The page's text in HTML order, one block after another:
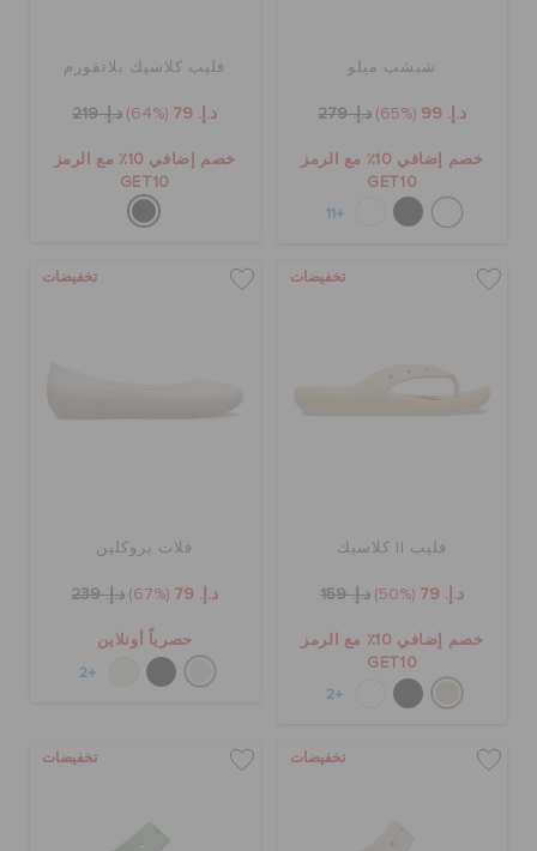
شبشب ميلو
د.إ. 99 (65%) د.إ. 279
خصم إضافي 10٪ مع الرمز
GET10
+11
فليب كلاسيك بلاتفورم
د.إ. 79 (64%) د.إ. 219
خصم إضافي 10٪ مع الرمز
GET10
تخفيضات
فليب II كلاسيك
د.إ. 79 (50%) د.إ. 159
خصم إضافي 10٪ مع الرمز
GET10
+2
تخفيضات
فلات بروكلين
د.إ. 79 (67%) د.إ. 239
حصرياً أونلاين
+2
تخفيضات تخفيضات